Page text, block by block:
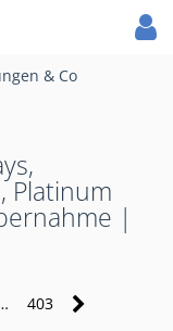
& Co
Platinum
|
403